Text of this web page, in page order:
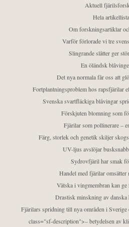
Aktuell
Hela
Om forskningsartiklar
Varför förlorade vi tre
Slingrande slåtter ger
En öländsk
Det nya normala får oss att
Fortplantningsproblem hos rapsfjärilar
Svenska svartfläckiga blåvingar
Förskjuten blomning som
Fjärilar som pollinerare –
Färg, storlek och genetik skiljer
UV-ljus avslöjar
Sydrovfjäril har smak
Handel med fjärilar
Vätska i vingmembran kan
Drastisk minskning av danska
Fjärilars spridning till nya områden i Sverige
class="sf-description">– betydelsen av